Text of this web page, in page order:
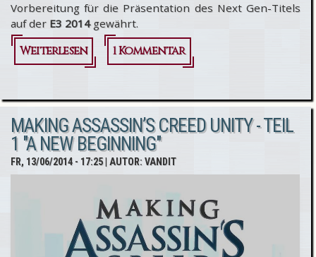
Vorbereitung für die Präsentation des Next Gen-Titels
auf der E3 2014gewährt.
Weiterlesen
über
Creed
Unity @
E3 2014 -
Behind
Closed
Doors-
Video
1 Kommentar
MAKING ASSASSIN’S CREED UNITY - TEIL
1 "A NEW BEGINNING"
FR, 13/06/2014 - 17:25| AUTOR:VANDIT